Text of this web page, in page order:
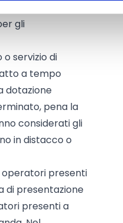
cui spetta
gli
servizio di
a tempo
dotazione
pena la
considerati gli
in distacco o
operatori presenti
di presentazione
presenti a